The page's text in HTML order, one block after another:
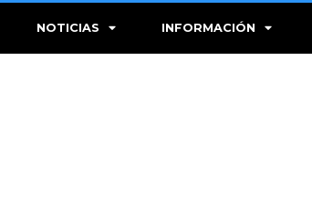
NOTICIAS INFORMACIÓN